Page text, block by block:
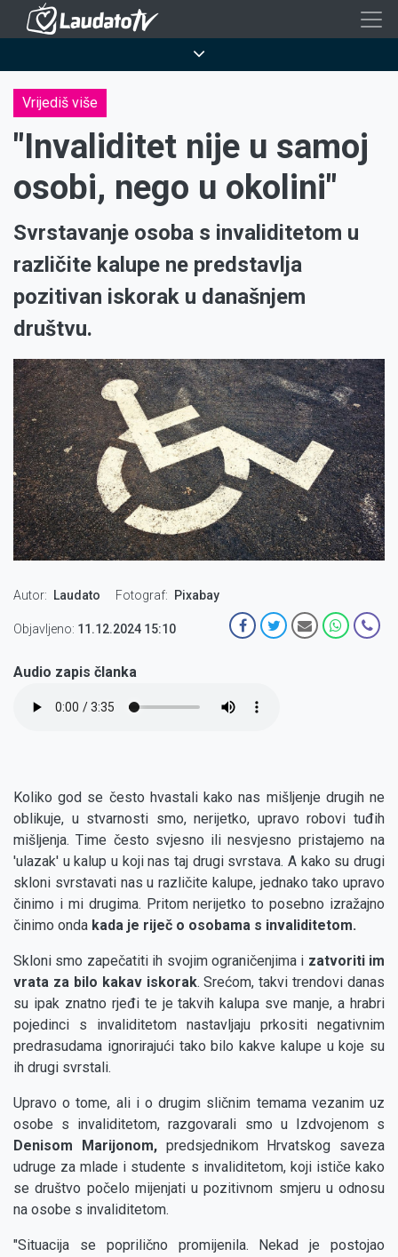
Skoči
sadržaj
Vrijediš više
"Invaliditet nije u samoj
osobi, nego u okolini"
Svrstavanje osoba s invaliditetom u
različite kalupe ne predstavlja
pozitivan iskorak u današnjem
društvu.
Autor Laudato Fotograf Pixabay
Objavljeno: 11.12.2024 15:10
Audio zapis članka
file
Koliko god se često hvastali kako nas mišljenje drugih ne
oblikuje, u stvarnosti smo, nerijetko, upravo robovi tuđih
mišljenja. Time često svjesno ili nesvjesno pristajemo na
'ulazak' u kalup u koji nas taj drugi svrstava. A kako su drugi
skloni svrstavati nas u različite kalupe, jednako tako upravo
činimo i mi drugima. Pritom nerijetko to posebno izražajno
činimo onda kada je riječ o osobama s invaliditetom.
Skloni smo zapečatiti ih svojim ograničenjima i zatvoriti im
vrata za bilo kakav iskorak. Srećom, takvi trendovi danas
su ipak znatno rjeđi te je takvih kalupa sve manje, a hrabri
pojedinci s invaliditetom nastavljaju prkositi negativnim
predrasudama ignorirajući tako bilo kakve kalupe u koje su
ih drugi svrstali.
Upravo o tome, ali i o drugim sličnim temama vezanim uz
osobe s invaliditetom, razgovarali smo u Izdvojenom s
Denisom Marijonom, predsjednikom Hrvatskog saveza
udruge za mlade i studente s invaliditetom, koji ističe kako
se društvo počelo mijenjati u pozitivnom smjeru u odnosu
na osobe s invaliditetom.
"Situacija se poprilično promijenila. Nekad je postojao